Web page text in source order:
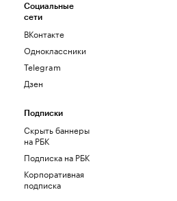
Социальные
сети
ВКонтакте
Одноклассники
Telegram
Дзен
Подписки
Скрыть баннеры
на РБК
Подписка на РБК
Корпоративная
подписка